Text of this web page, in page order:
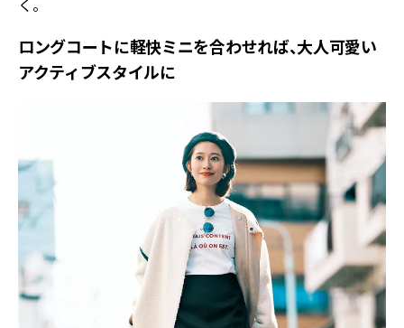
く。
ロングコートに軽快ミニを合わせれば、大人可愛い
アクティブスタイルに